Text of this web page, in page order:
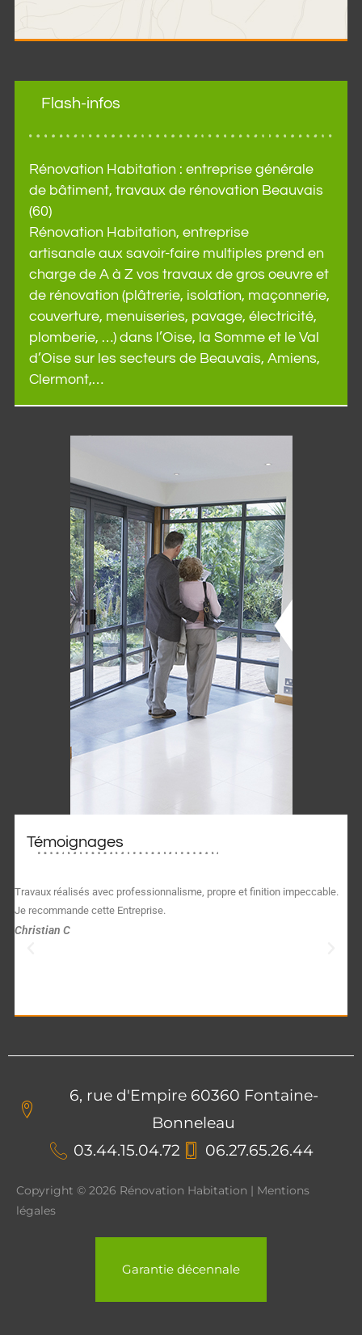
Flash-infos
Rénovation Habitation : entreprise générale
de bâtiment, travaux de rénovation Beauvais
(60)
Rénovation Habitation, entreprise
artisanale aux savoir-faire multiples prend en
charge de A à Z vos travaux de gros oeuvre et
de rénovation (plâtrerie, isolation, maçonnerie,
couverture, menuiseries, pavage, électricité,
plomberie, …) dans l’Oise, la Somme et le Val
d’Oise sur les secteurs de Beauvais, Amiens,
Clermont,…
Témoignages
Travaux réalisés avec professionnalisme, propre et finition impeccable.
Je recommande cette Entreprise.
Christian C
6, rue d'Empire 60360 Fontaine-
Bonneleau
03.44.15.04.72
06.27.65.26.44
Copyright © 2026 Rénovation Habitation | Mentions
légales
Garantie décennale